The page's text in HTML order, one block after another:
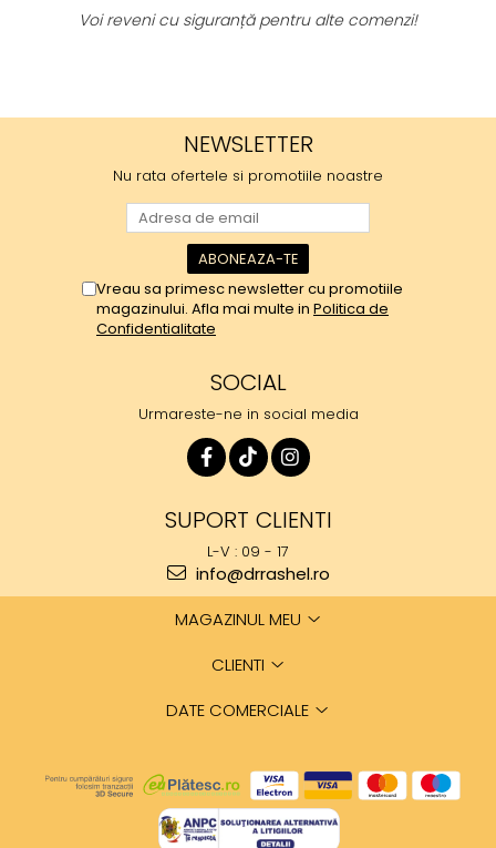
siguranță pentru alte comenzi!
NEWSLETTER
Nu rata ofertele si promotiile noastre
Vreau sa primesc newsletter cu promotiile
magazinului. Afla mai multe in Politica de
Confidentialitate
SOCIAL
Urmareste-ne in social media
SUPORT CLIENTI
L-V : 09 - 17
info@drrashel.ro
MAGAZINUL MEU
CLIENTI
DATE COMERCIALE